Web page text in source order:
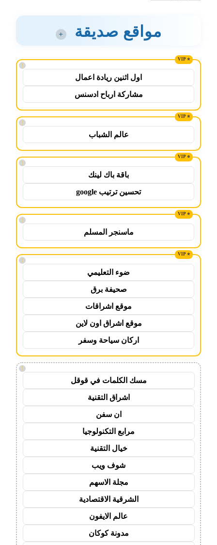
مواقع صديقة +
!
اول اثنين ريادة اعمال
مشاركة ارباح ادسنس
!
عالم الشباب
!
باقة باك لينك
تحسين ترتيب google
!
ماسنجر المسلم
!
ضوء التعليمي
صحيفة برق
موقع اشراقات
موقع اشراق اون لاين
اركان سياحة وسفر
!
مسك الكلمات في قوقل
اشراق التقنية
ان سفن
مرابع التكنولوجيا
خيال التقنية
شوف ويب
مجلة الاسهم
الشرقية الاقتصادية
عالم الايفون
مدونة كوكان